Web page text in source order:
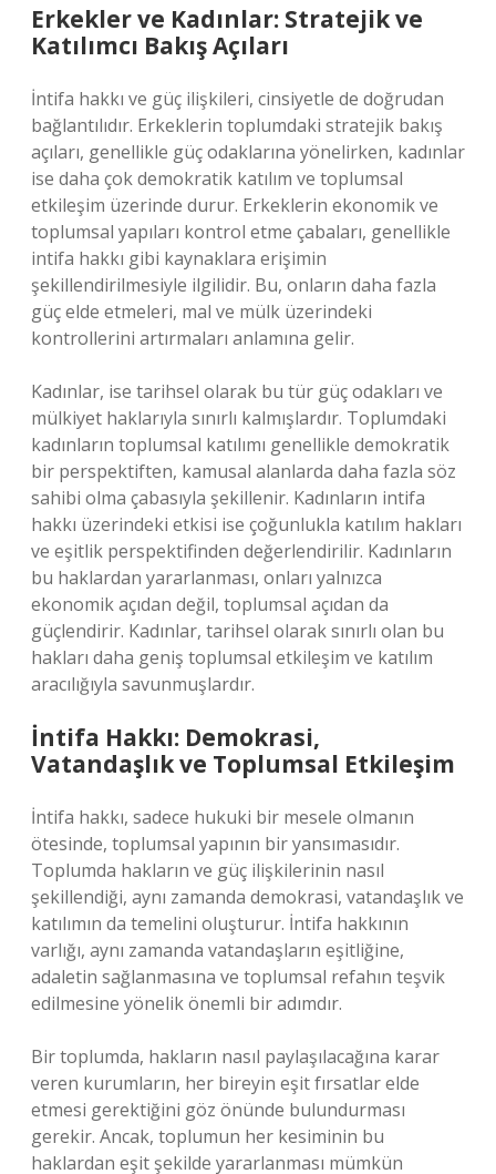
Erkekler ve Kadınlar: Stratejik ve
Katılımcı Bakış Açıları
İntifa hakkı ve güç ilişkileri, cinsiyetle de doğrudan
bağlantılıdır. Erkeklerin toplumdaki stratejik bakış
açıları, genellikle güç odaklarına yönelirken, kadınlar
ise daha çok demokratik katılım ve toplumsal
etkileşim üzerinde durur. Erkeklerin ekonomik ve
toplumsal yapıları kontrol etme çabaları, genellikle
intifa hakkı gibi kaynaklara erişimin
şekillendirilmesiyle ilgilidir. Bu, onların daha fazla
güç elde etmeleri, mal ve mülk üzerindeki
kontrollerini artırmaları anlamına gelir.
Kadınlar, ise tarihsel olarak bu tür güç odakları ve
mülkiyet haklarıyla sınırlı kalmışlardır. Toplumdaki
kadınların toplumsal katılımı genellikle demokratik
bir perspektiften, kamusal alanlarda daha fazla söz
sahibi olma çabasıyla şekillenir. Kadınların intifa
hakkı üzerindeki etkisi ise çoğunlukla katılım hakları
ve eşitlik perspektifinden değerlendirilir. Kadınların
bu haklardan yararlanması, onları yalnızca
ekonomik açıdan değil, toplumsal açıdan da
güçlendirir. Kadınlar, tarihsel olarak sınırlı olan bu
hakları daha geniş toplumsal etkileşim ve katılım
aracılığıyla savunmuşlardır.
İntifa Hakkı: Demokrasi,
Vatandaşlık ve Toplumsal Etkileşim
İntifa hakkı, sadece hukuki bir mesele olmanın
ötesinde, toplumsal yapının bir yansımasıdır.
Toplumda hakların ve güç ilişkilerinin nasıl
şekillendiği, aynı zamanda demokrasi, vatandaşlık ve
katılımın da temelini oluşturur. İntifa hakkının
varlığı, aynı zamanda vatandaşların eşitliğine,
adaletin sağlanmasına ve toplumsal refahın teşvik
edilmesine yönelik önemli bir adımdır.
Bir toplumda, hakların nasıl paylaşılacağına karar
veren kurumların, her bireyin eşit fırsatlar elde
etmesi gerektiğini göz önünde bulundurması
gerekir. Ancak, toplumun her kesiminin bu
haklardan eşit şekilde yararlanması mümkün